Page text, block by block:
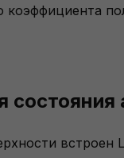
коэффициента
состояния
встроен